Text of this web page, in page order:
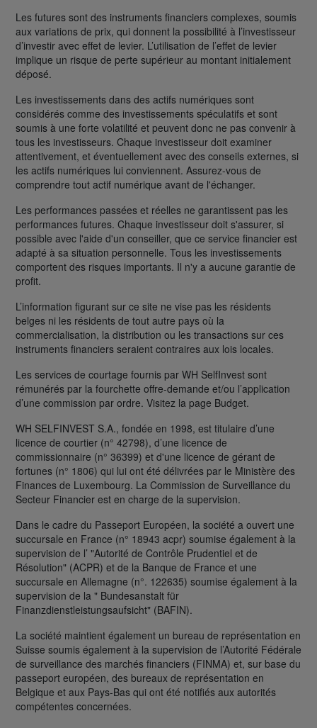
Les futures sont des instruments financiers complexes, soumis
aux variations de prix, qui donnent la possibilité à l’investisseur
d’investir avec effet de levier. L’utilisation de l’effet de levier
implique un risque de perte supérieur au montant initialement
déposé.
Les investissements dans des actifs numériques sont
considérés comme des investissements spéculatifs et sont
soumis à une forte volatilité et peuvent donc ne pas convenir à
tous les investisseurs. Chaque investisseur doit examiner
attentivement, et éventuellement avec des conseils externes, si
les actifs numériques lui conviennent. Assurez-vous de
comprendre tout actif numérique avant de l'échanger.
Les performances passées et réelles ne garantissent pas les
performances futures. Chaque investisseur doit s'assurer, si
possible avec l'aide d'un conseiller, que ce service financier est
adapté à sa situation personnelle. Tous les investissements
comportent des risques importants. Il n'y a aucune garantie de
profit.
L’information figurant sur ce site ne vise pas les résidents
belges ni les résidents de tout autre pays où la
commercialisation, la distribution ou les transactions sur ces
instruments financiers seraient contraires aux lois locales.
Les services de courtage fournis par WH SelfInvest sont
rémunérés par la fourchette offre-demande et/ou l’application
d’une commission par ordre. Visitez la page Budget.
WH SELFINVEST S.A., fondée en 1998, est titulaire d’une
licence de courtier (n° 42798), d’une licence de
commissionnaire (n° 36399) et d'une licence de gérant de
fortunes (n° 1806) qui lui ont été délivrées par le Ministère des
Finances de Luxembourg. La Commission de Surveillance du
Secteur Financier est en charge de la supervision.
Dans le cadre du Passeport Européen, la société a ouvert une
succursale en France (n° 18943 acpr) soumise également à la
supervision de l’ "Autorité de Contrôle Prudentiel et de
Résolution" (ACPR) et de la Banque de France et une
succursale en Allemagne (n°. 122635) soumise également à la
supervision de la " Bundesanstalt für
Finanzdienstleistungsaufsicht" (BAFIN).
La société maintient également un bureau de représentation en
Suisse soumis également à la supervision de l’Autorité Fédérale
de surveillance des marchés financiers (FINMA) et, sur base du
passeport européen, des bureaux de représentation en
Belgique et aux Pays-Bas qui ont été notifiés aux autorités
compétentes concernées.